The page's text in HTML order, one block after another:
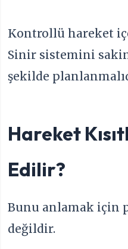
Kontrollü hareket
Sinir sistemini
şekilde
Hareket
Edilir?
Bunu anlamak için
değildir.